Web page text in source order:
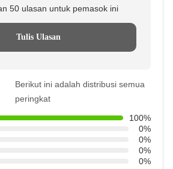
50 ulasan untuk pemasok ini
Tulis Ulasan
Berikut ini adalah distribusi semua
peringkat
100%
0%
0%
0%
0%